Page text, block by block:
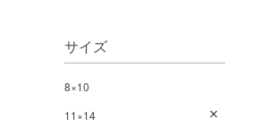
サイズ
8×10
11×14